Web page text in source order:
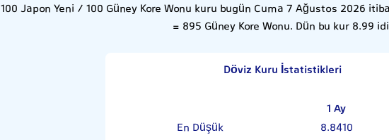
100 Japon Yeni / 100 Güney Kore Wonu kuru bugün Cuma 7 Ağustos 2026
= 895 Güney Kore Wonu. Dün bu kur 8.99
Döviz Kuru İstatistikleri
1 Ay
En Düşük
8.8410